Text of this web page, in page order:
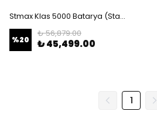
Stmax Klas 5000 Batarya (Standart Kapasite) LiFePO4 72V 60Ah Elektrikli Motosiklet Bataryası
%20
₺ 56,879.00
₺ 45,499.00
1